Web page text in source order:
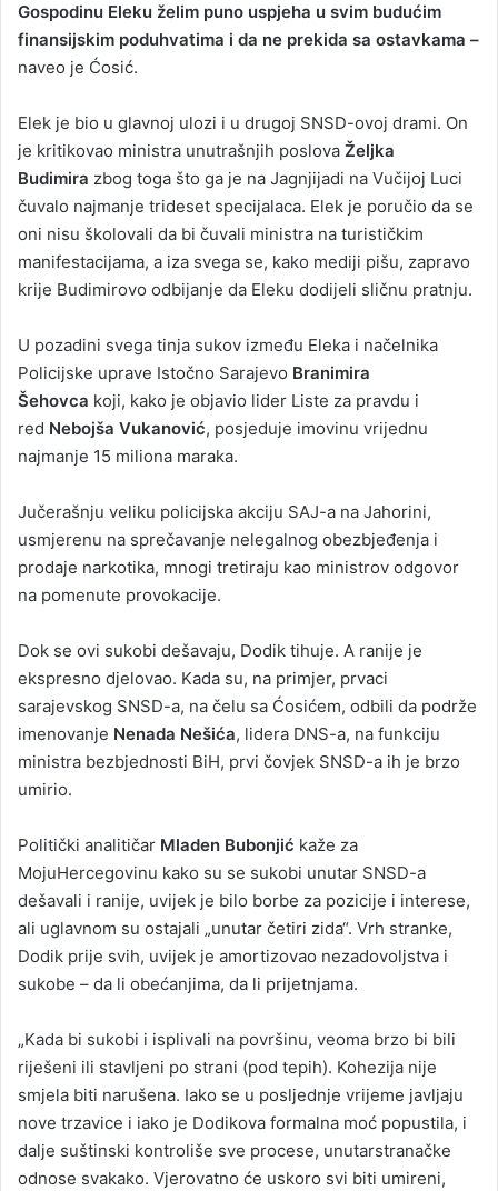
Gospodinu Eleku želim puno uspjeha u svim budućim
finansijskim poduhvatima i da ne prekida sa ostavkama –
naveo je Ćosić.
Elek je bio u glavnoj ulozi i u drugoj SNSD-ovoj drami. On
je kritikovao ministra unutrašnjih poslova Željka
Budimira zbog toga što ga je na Jagnjijadi na Vučijoj Luci
čuvalo najmanje trideset specijalaca. Elek je poručio da se
oni nisu školovali da bi čuvali ministra na turističkim
manifestacijama, a iza svega se, kako mediji pišu, zapravo
krije Budimirovo odbijanje da Eleku dodijeli sličnu pratnju.
U pozadini svega tinja sukov između Eleka i načelnika
Policijske uprave Istočno Sarajevo Branimira
Šehovca koji, kako je objavio lider Liste za pravdu i
red Nebojša Vukanović, posjeduje imovinu vrijednu
najmanje 15 miliona maraka.
Jučerašnju veliku policijska akciju SAJ-a na Jahorini,
usmjerenu na sprečavanje nelegalnog obezbjeđenja i
prodaje narkotika, mnogi tretiraju kao ministrov odgovor
na pomenute provokacije.
Dok se ovi sukobi dešavaju, Dodik tihuje. A ranije je
ekspresno djelovao. Kada su, na primjer, prvaci
sarajevskog SNSD-a, na čelu sa Ćosićem, odbili da podrže
imenovanje Nenada Nešića, lidera DNS-a, na funkciju
ministra bezbjednosti BiH, prvi čovjek SNSD-a ih je brzo
umirio.
Politički analitičar Mladen Bubonjić kaže za
MojuHercegovinu kako su se sukobi unutar SNSD-a
dešavali i ranije, uvijek je bilo borbe za pozicije i interese,
ali uglavnom su ostajali „unutar četiri zida“. Vrh stranke,
Dodik prije svih, uvijek je amortizovao nezadovoljstva i
sukobe – da li obećanjima, da li prijetnjama.
„Kada bi sukobi i isplivali na površinu, veoma brzo bi bili
riješeni ili stavljeni po strani (pod tepih). Kohezija nije
smjela biti narušena. Iako se u posljednje vrijeme javljaju
nove trzavice i iako je Dodikova formalna moć popustila, i
dalje suštinski kontroliše sve procese, unutarstranačke
odnose svakako. Vjerovatno će uskoro svi biti umireni,